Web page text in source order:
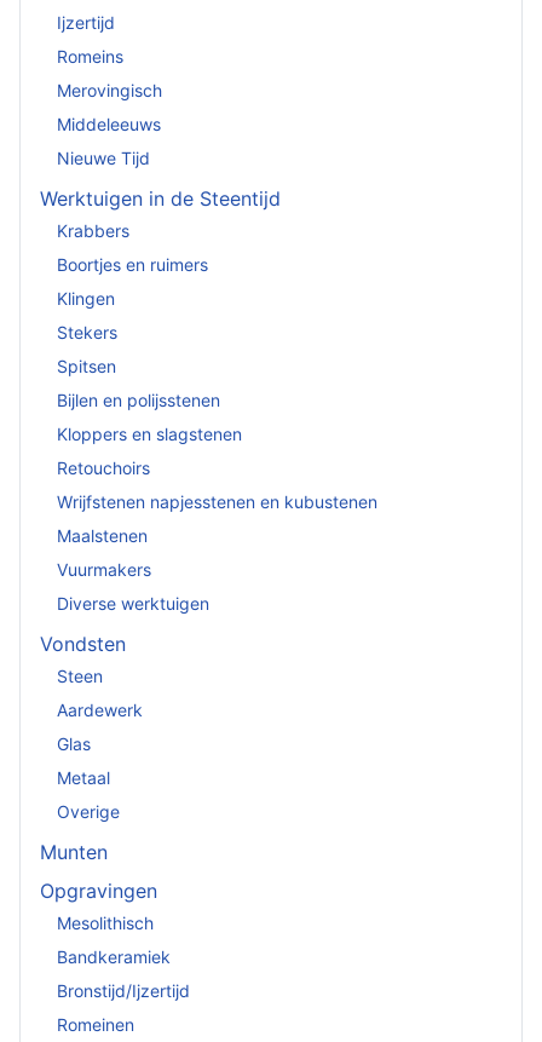
Ijzertijd
Romeins
Merovingisch
Middeleeuws
Nieuwe Tijd
Werktuigen in de Steentijd
Krabbers
Boortjes en ruimers
Klingen
Stekers
Spitsen
Bijlen en polijsstenen
Kloppers en slagstenen
Retouchoirs
Wrijfstenen napjesstenen en kubustenen
Maalstenen
Vuurmakers
Diverse werktuigen
Vondsten
Steen
Aardewerk
Glas
Metaal
Overige
Munten
Opgravingen
Mesolithisch
Bandkeramiek
Bronstijd/Ijzertijd
Romeinen